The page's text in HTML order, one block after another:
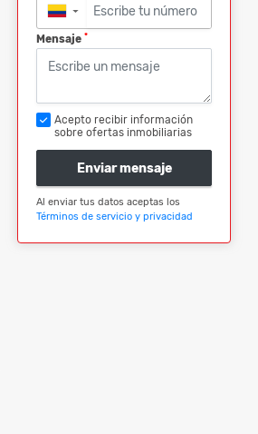
▼
Mensaje *
Acepto recibir información
sobre ofertas inmobiliarias
Enviar mensaje
Al enviar tus datos aceptas los
Términos de servicio y privacidad